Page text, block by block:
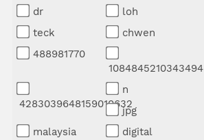
dr
loh
teck
chwen
488981770
1084845210343494
4283039648159010632
n
jpg
malaysia
digital